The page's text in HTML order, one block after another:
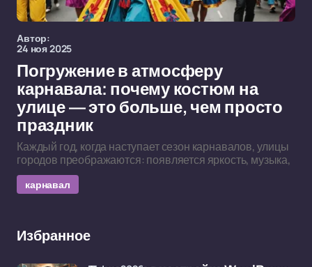
Автор:
24 ноя 2025
Погружение в атмосферу
карнавала: почему костюм на
улице — это больше, чем просто
праздник
Каждый год, когда наступает сезон карнавалов, улицы
городов преображаются: появляется яркость, музыка,
карнавал
Избранное